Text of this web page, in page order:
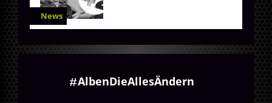
News
AlbenDieAllesÄndern